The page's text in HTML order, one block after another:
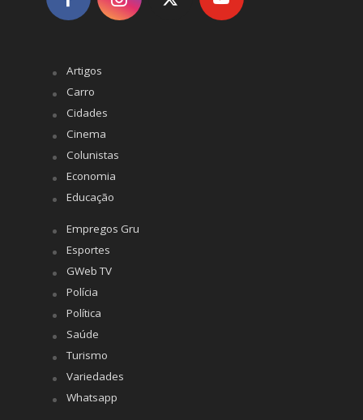
Artigos
Carro
Cidades
Cinema
Colunistas
Economia
Educação
Empregos Gru
Esportes
GWeb TV
Polícia
Política
Saúde
Turismo
Variedades
Whatsapp